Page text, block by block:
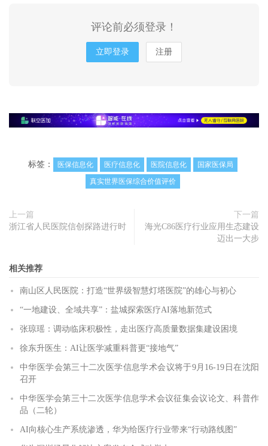
评论前必须登录！
立即登录 注册
标签： 医保信息化 医疗信息化 医院信息化
国家医保局
真实世界医保综合价值评价
上一篇
浙江省人民医院信创探路进行时
下一篇
海光C86医疗行业应用生态建设
迈出一大步
相关推荐
南山区人民医院：打造“世界级智慧灯塔医院”的雄心与初心
“一地建设、全域共享”：盐城探索医疗AI落地新范式
张琼瑶：调动临床积极性，走出医疗高质量数据集建设困境
徐东升医生：AI让医学减重科普更“接地气”
中华医学会第三十二次医学信息学术会议将于9月16-19日在沈阳
召开
中华医学会第三十二次医学信息学术会议征集会议论文、科普作
品（二轮）
AI向核心生产系统渗透，华为给医疗行业带来“行动路线图”